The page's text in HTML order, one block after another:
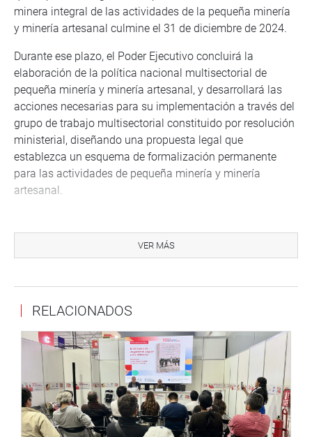
minera integral de las actividades de la pequeña minería
y minería artesanal culmine el 31 de diciembre de 2024.
Durante ese plazo, el Poder Ejecutivo concluirá la
elaboración de la política nacional multisectorial de
pequeña minería y minería artesanal, y desarrollará las
acciones necesarias para su implementación a través del
grupo de trabajo multisectorial constituido por resolución
ministerial, diseñando una propuesta legal que
establezca un esquema de formalización permanente
para las actividades de pequeña minería y minería
artesanal.
436 inscritos en el Registro de Formalización Minera
(Reinfo), solo 1631 lograron formalizarse, lo que
DESPACHO CONGRESAL
VER MÁS
RELACIONADOS